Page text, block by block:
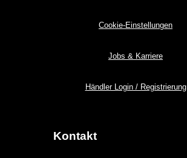
Cookie-Einstellungen
Jobs & Karriere
Händler Login / Registrierung
Kontakt